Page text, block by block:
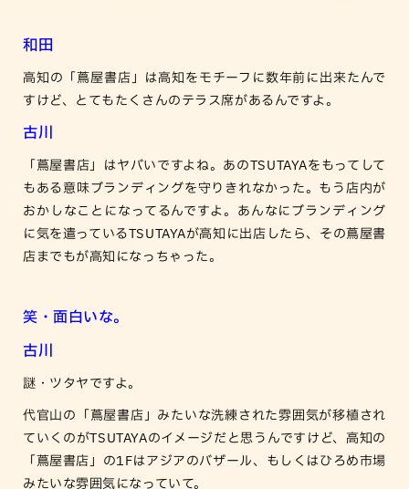
和田
高知の「蔦屋書店」は高知をモチーフに数年前に出来たんで
すけど、とてもたくさんのテラス席があるんですよ。
古川
「蔦屋書店」はヤバいですよね。あのTSUTAYAをもってして
もある意味ブランディングを守りきれなかった。もう店内が
おかしなことになってるんですよ。あんなにブランディング
に気を遣っているTSUTAYAが高知に出店したら、その蔦屋書
店までもが高知になっちゃった。
笑・面白いな。
古川
謎・ツタヤですよ。
代官山の「蔦屋書店」みたいな洗練された雰囲気が移植され
ていくのがTSUTAYAのイメージだと思うんですけど、高知の
「蔦屋書店」の1Fはアジアのバザール、もしくはひろめ市場
みたいな雰囲気になっていて。